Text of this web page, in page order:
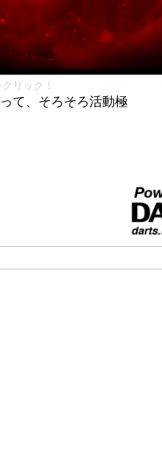
リック！
て、そろそろ活動極